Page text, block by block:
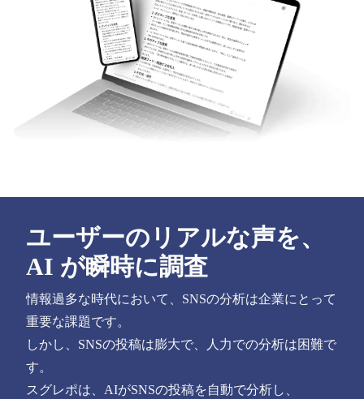
ユーザーのリアルな声を、
AI が瞬時に調査
情報過多な時代において、SNSの分析は企業にとって
重要な課題です。
しかし、SNSの投稿は膨大で、人力での分析は困難で
す。
スグレポは、AIがSNSの投稿を自動で分析し、